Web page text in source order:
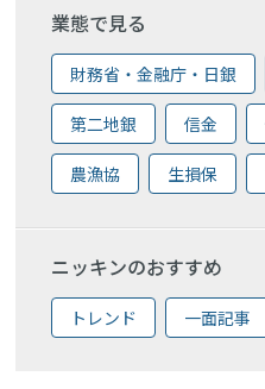
業態で見る
財務省・金融庁・日銀
第二地銀 信金
農漁協 生損保
ニッキンのおすすめ
トレンド 一面記事